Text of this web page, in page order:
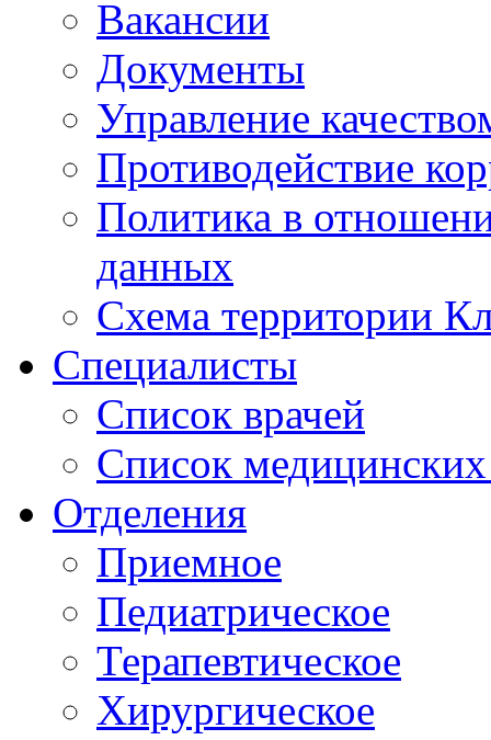
Вакансии
Документы
Управление
Противодействие
Политика в
данных
Схема территории
Специалисты
Список врачей
Список медицинских
Отделения
Приемное
Педиатрическое
Терапевтическое
Хирургическое